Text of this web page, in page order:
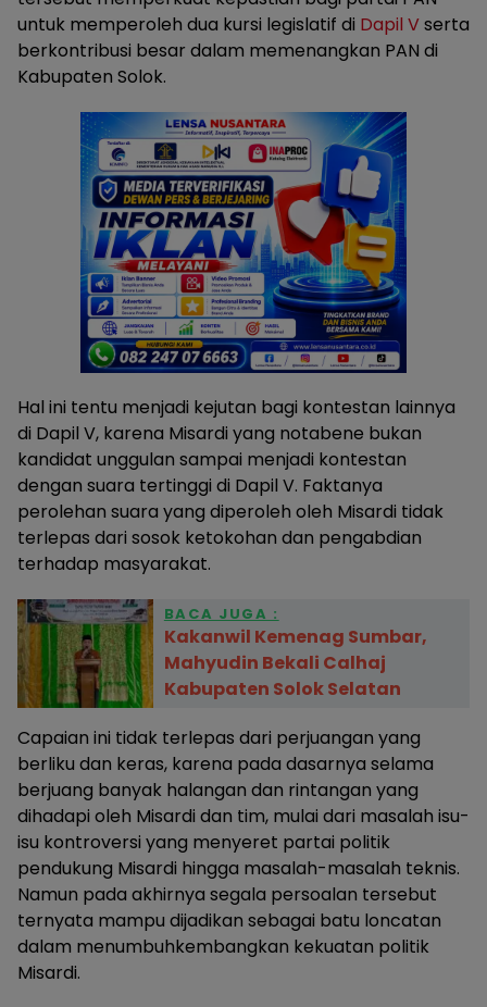
untuk memperoleh dua kursi legislatif di Dapil Vserta
berkontribusi besar dalam memenangkan PAN di
Kabupaten Solok.
Hal ini tentu menjadi kejutan bagi kontestan lainnya
di Dapil V, karena Misardi yang notabene bukan
kandidat unggulan sampai menjadi kontestan
dengan suara tertinggi di Dapil V. Faktanya
perolehan suara yang diperoleh oleh Misardi tidak
terlepas dari sosok ketokohan dan pengabdian
terhadap masyarakat.
BACA JUGA :
Kakanwil Kemenag Sumbar,
Mahyudin Bekali Calhaj
Kabupaten Solok Selatan
Capaian ini tidak terlepas dari perjuangan yang
berliku dan keras, karena pada dasarnya selama
berjuang banyak halangan dan rintangan yang
dihadapi oleh Misardi dan tim, mulai dari masalah isu-
isu kontroversi yang menyeret partai politik
pendukung Misardi hingga masalah-masalah teknis.
Namun pada akhirnya segala persoalan tersebut
ternyata mampu dijadikan sebagai batu loncatan
dalam menumbuhkembangkan kekuatan politik
Misardi.